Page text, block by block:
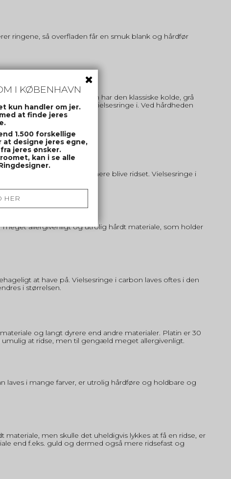
ringene, så overfladen får en smuk blank og hårdfør
let. Vielsesringe i titanium har den klassiske kolde, grå
materiale at vælge sine vielsesringe i. Ved hårdheden
sølv.
stål, og vil derfor nemmere blive ridset. Vielsesringe i
meget allergivenligt og utrolig hårdt materiale, som holder
at have på. Vielsesringe i carbon laves oftes i den
i størrelsen.
og langt dyrere end andre materialer. Platin er 30
at ridse, men til gengæld meget allergivenligt.
laves i mange farver, er utrolig hårdføre og holdbare og
men skulle det uheldigvis lykkes at få en ridse, er
end f.eks. guld og dermed også mere ridsefast og
I KØBENHAVN
kun handler om jer.
at finde jeres
1.500 forskellige
designe jeres egne,
jeres ønsker.
kan i se alle
HER